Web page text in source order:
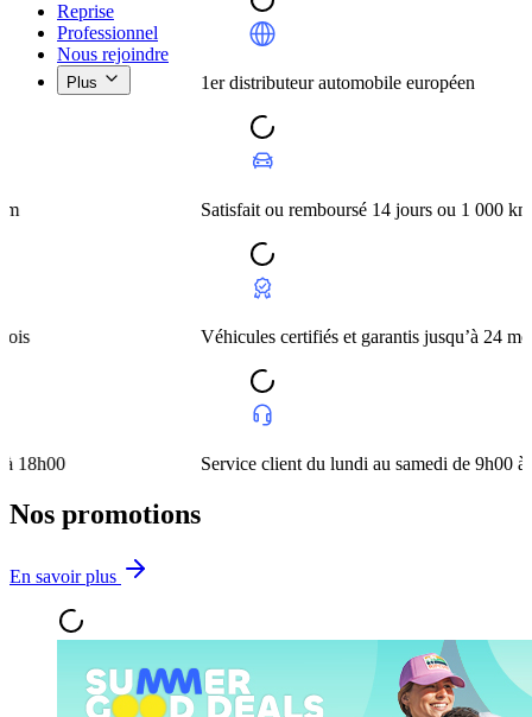
Reprise
Professionnel
Nous rejoindre
Plus 1er distributeur automobile européen
Satisfait ou remboursé 14 jours ou 1 000 km
Véhicules certifiés et garantis jusqu’à 24 mois
Service client du lundi au samedi de 9h00 à 18h00
Nos promotions
En savoir plus